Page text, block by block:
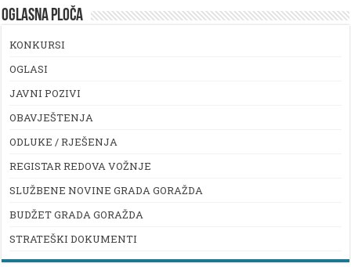
OGLASNA PLOČA
KONKURSI
OGLASI
JAVNI POZIVI
OBAVJEŠTENJA
ODLUKE / RJEŠENJA
REGISTAR REDOVA VOŽNJE
SLUŽBENE NOVINE GRADA GORAŽDA
BUDŽET GRADA GORAŽDA
STRATEŠKI DOKUMENTI